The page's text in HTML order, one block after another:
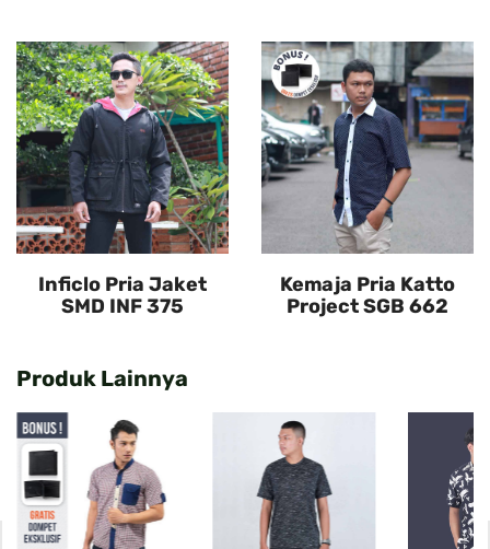
Inficlo Pria Jaket
SMD INF 375
Kemaja Pria Katto
Project SGB 662
Produk Lainnya